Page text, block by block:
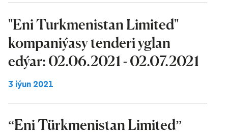
"Eni Turkmenistan Limited"
kompaniýasy tenderi yglan
edýar: 02.06.2021 - 02.07.2021
3 iýun 2021
“Eni Türkmenistan Limited”